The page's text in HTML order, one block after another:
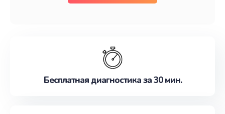
Бесплатная диагностика за 30 мин.